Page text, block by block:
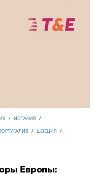
/ ИСПАНИЯ /
/ ШВЕЦИЯ /
Европы: